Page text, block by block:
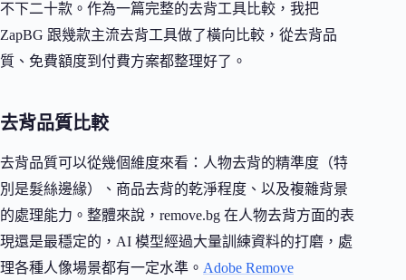
不下二十款。作為一篇完整的去背工具比較，我把
ZapBG 跟幾款主流去背工具做了橫向比較，從去背品
質、免費額度到付費方案都整理好了。
去背品質比較
去背品質可以從幾個維度來看：人物去背的精準度（特
別是髮絲邊緣）、商品去背的乾淨程度、以及複雜背景
的處理能力。整體來說，remove.bg 在人物去背方面的表
現還是最穩定的，AI 模型經過大量訓練資料的打磨，處
理各種人像場景都有一定水準。 Adobe Remove